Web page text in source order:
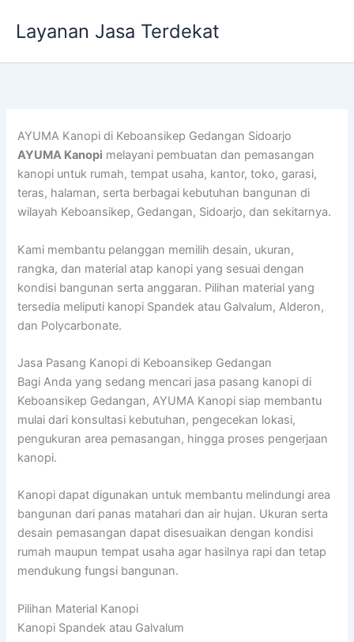
Layanan Jasa Terdekat
AYUMA Kanopi di Keboansikep Gedangan Sidoarjo
AYUMA Kanopi melayani pembuatan dan pemasangan
kanopi untuk rumah, tempat usaha, kantor, toko, garasi,
teras, halaman, serta berbagai kebutuhan bangunan di
wilayah Keboansikep, Gedangan, Sidoarjo, dan sekitarnya.
Kami membantu pelanggan memilih desain, ukuran,
rangka, dan material atap kanopi yang sesuai dengan
kondisi bangunan serta anggaran. Pilihan material yang
tersedia meliputi kanopi Spandek atau Galvalum, Alderon,
dan Polycarbonate.
Jasa Pasang Kanopi di Keboansikep Gedangan
Bagi Anda yang sedang mencari jasa pasang kanopi di
Keboansikep Gedangan, AYUMA Kanopi siap membantu
mulai dari konsultasi kebutuhan, pengecekan lokasi,
pengukuran area pemasangan, hingga proses pengerjaan
kanopi.
Kanopi dapat digunakan untuk membantu melindungi area
bangunan dari panas matahari dan air hujan. Ukuran serta
desain pemasangan dapat disesuaikan dengan kondisi
rumah maupun tempat usaha agar hasilnya rapi dan tetap
mendukung fungsi bangunan.
Pilihan Material Kanopi
Kanopi Spandek atau Galvalum